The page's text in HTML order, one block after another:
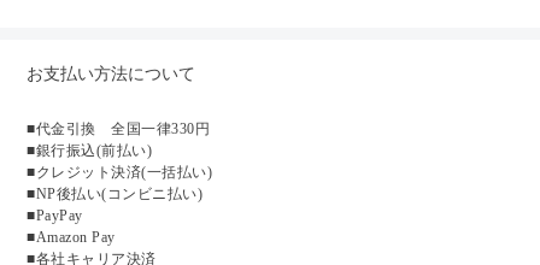
お支払い方法について
■代金引換 全国一律330円
■銀行振込(前払い)
■クレジット決済(一括払い)
■NP後払い(コンビニ払い)
■PayPay
■Amazon Pay
■各社キャリア決済